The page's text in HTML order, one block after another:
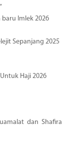
baru Imlek 2026
Sepanjang 2025
Haji 2026
dan Shafira